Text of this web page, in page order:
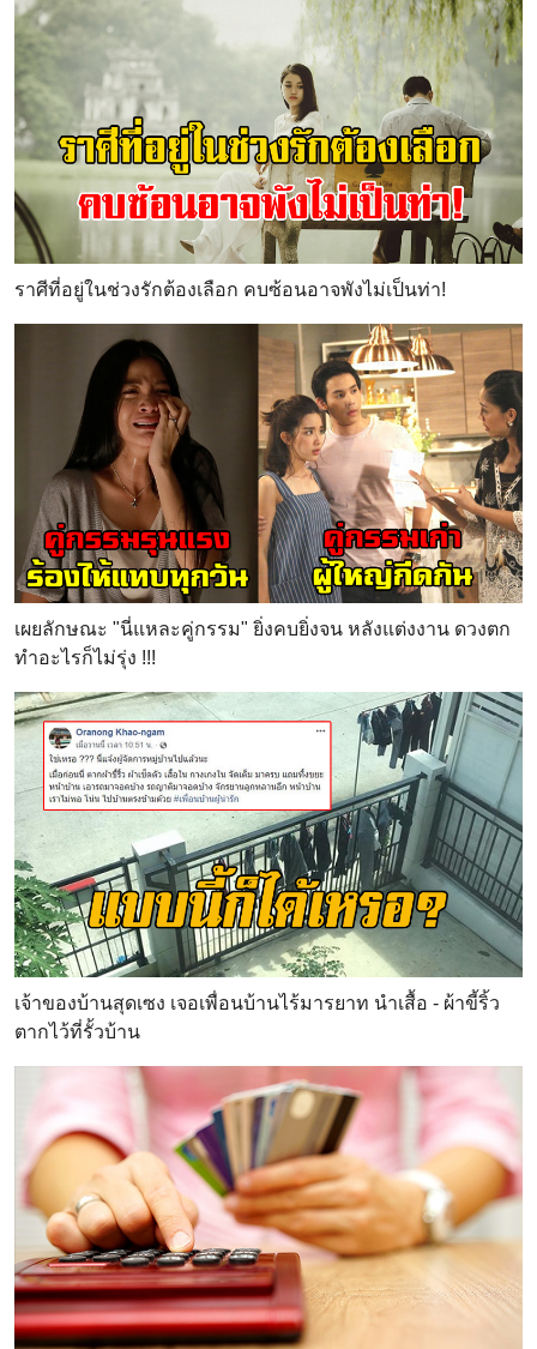
ราศีที่อยู่ในช่วงรักต้องเลือก คบซ้อนอาจพังไม่เป็นท่า!
เผยลักษณะ "นี่แหละคู่กรรม" ยิ่งคบยิ่งจน หลังแต่งงาน ดวงตก
ทำอะไรก็ไม่รุ่ง !!!
เจ้าของบ้านสุดเซง เจอเพื่อนบ้านไร้มารยาท นำเสื้อ - ผ้าขี้ริ้ว
ตากไว้ที่รั้วบ้าน